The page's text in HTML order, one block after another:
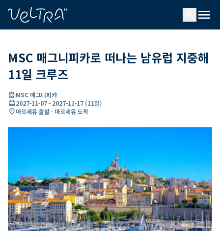
menu
MSC 매그니피카로 떠나는 남유럽 지중해
11일 크루즈
directions_boatMSC 매그니피카
card_travel2027-11-07- 2027-11-17 (11일)
location_on마르세유 출발 - 마르세유 도착